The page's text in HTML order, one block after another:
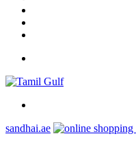
sandhai.ae